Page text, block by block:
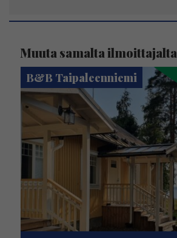
Muuta samalta ilmoittajalta
B&B Taipaleenniemi